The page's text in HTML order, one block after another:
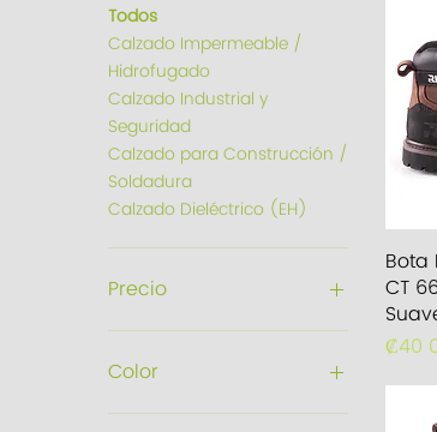
Todos
Calzado Impermeable /
Hidrofugado
Calzado Industrial y
Seguridad
Calzado para Construcción /
Soldadura
Calzado Dieléctrico (EH)
Precio
20.000 CRC
Color
Bota
CT
₡40